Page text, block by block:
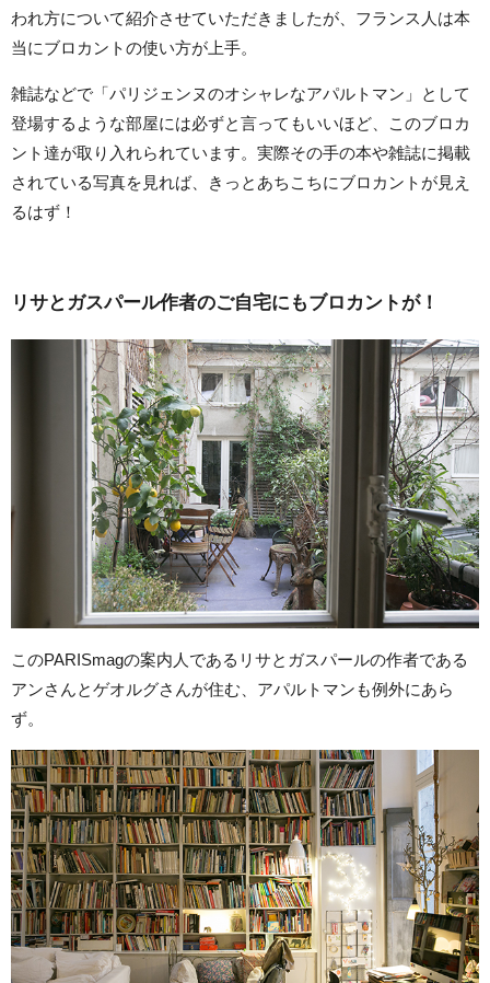
われ方について紹介させていただきましたが、フランス人は本
当にブロカントの使い方が上手。
雑誌などで「パリジェンヌのオシャレなアパルトマン」として
登場するような部屋には必ずと言ってもいいほど、このブロカ
ント達が取り入れられています。実際その手の本や雑誌に掲載
されている写真を見れば、きっとあちこちにブロカントが見え
るはず！
リサとガスパール作者のご自宅にもブロカントが！
このPARISmagの案内人であるリサとガスパールの作者である
アンさんとゲオルグさんが住む、アパルトマンも例外にあら
ず。